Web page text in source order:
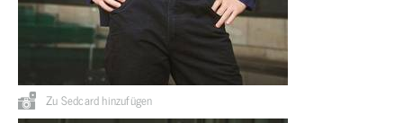
Zu Sedcard hinzufügen